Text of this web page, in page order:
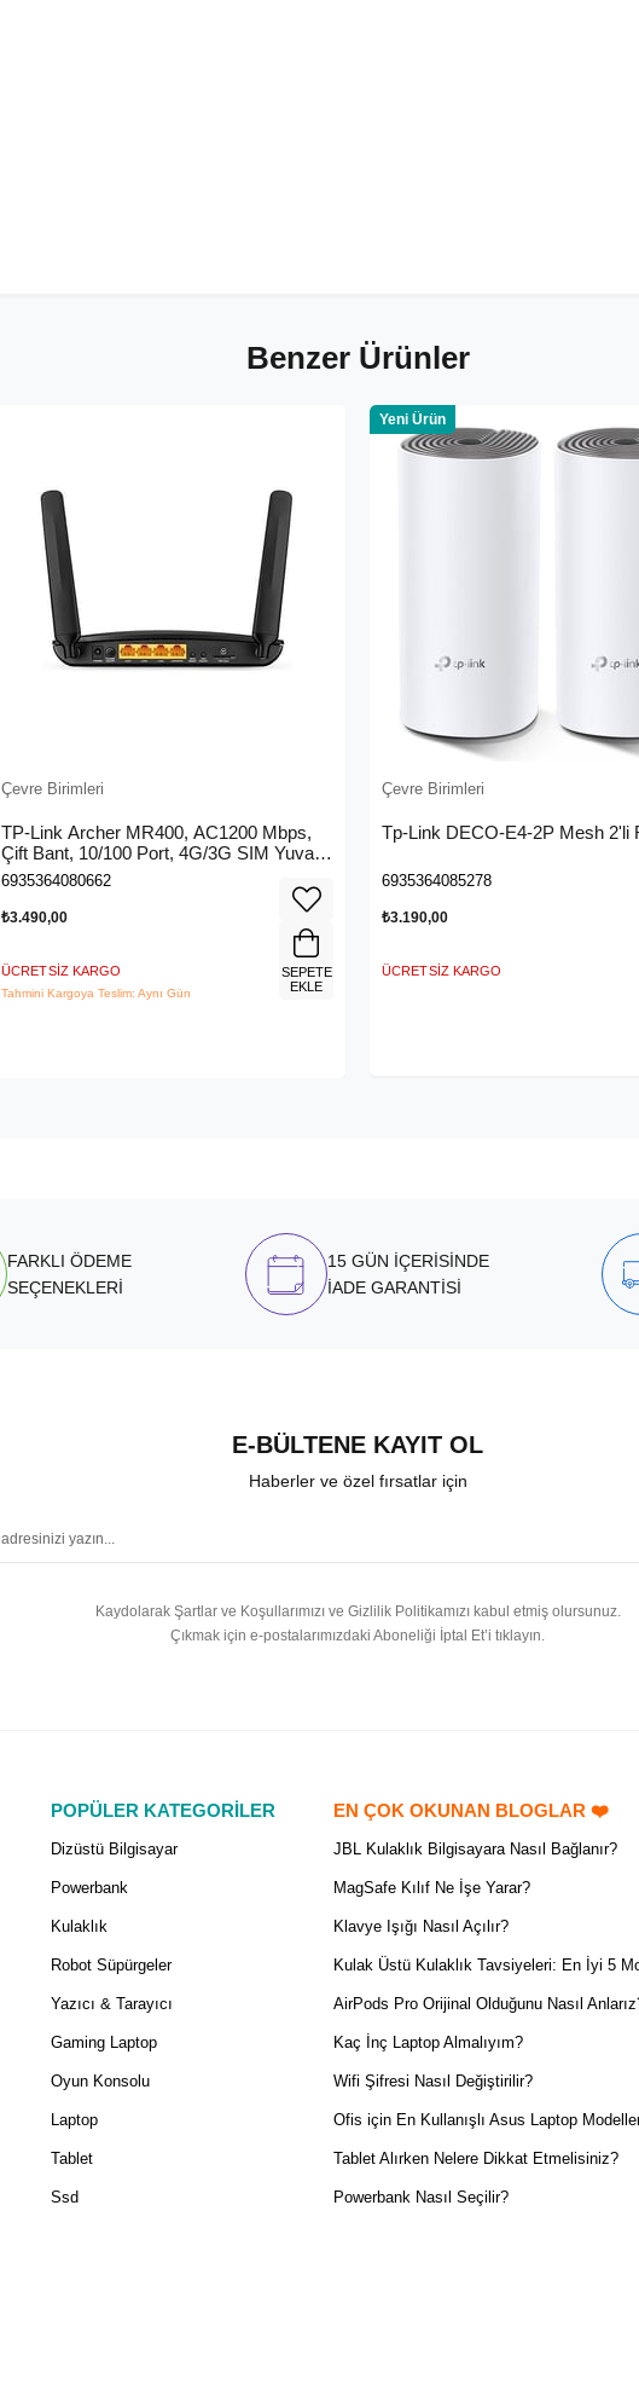
Benzer Ürünler
Çevre Birimleri
TP-Link Archer MR400, AC1200 Mbps,
Çift Bant, 10/100 Port, 4G/3G SIM Yuvası,
Kablosuz 4G LTE Router
6935364080662
₺3.490,00
ÜCRETSIZ KARGO
Tahmini Kargoya Teslim: Aynı Gün
SEPETE
EKLE
Çevre Birimleri
Tp-Link DECO-E4-2P Mesh 2'li
6935364085278
₺3.190,00
ÜCRETSIZ KARGO
Yeni Ürün
FARKLI ÖDEME
SEÇENEKLERİ
15 GÜN İÇERİSİNDE
İADE GARANTİSİ
E-BÜLTENE KAYIT OL
Haberler ve özel fırsatlar için
Kaydolarak Şartlar ve Koşullarımızı ve Gizlilik Politikamızı kabul etmiş olursunuz.
Çıkmak için e-postalarımızdaki Aboneliği İptal Et’i tıklayın.
POPÜLER KATEGORİLER
Dizüstü Bilgisayar
Powerbank
Kulaklık
Robot Süpürgeler
Yazıcı & Tarayıcı
Gaming Laptop
Oyun Konsolu
Laptop
Tablet
Ssd
EN ÇOK OKUNAN BLOGLAR ❤️
JBL Kulaklık Bilgisayara Nasıl Bağlanır?
MagSafe Kılıf Ne İşe Yarar?
Klavye Işığı Nasıl Açılır?
Kulak Üstü Kulaklık Tavsiyeleri: En İyi 5
AirPods Pro Orijinal Olduğunu Nasıl
Kaç İnç Laptop Almalıyım?
Wifi Şifresi Nasıl Değiştirilir?
Ofis için En Kullanışlı Asus Laptop
Tablet Alırken Nelere Dikkat Etmelisiniz?
Powerbank Nasıl Seçilir?